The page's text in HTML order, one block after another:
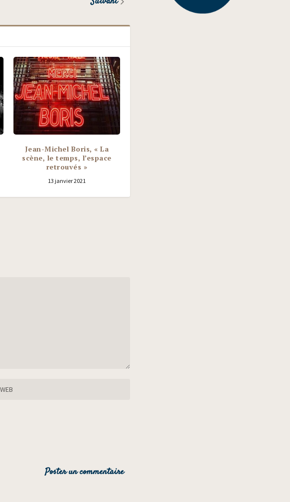
Jean-Michel Boris, « La
scène, le temps, l’espace
retrouvés »
13 janvier 2021